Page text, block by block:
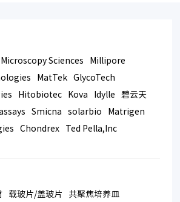
Sciences
Millipore
MatTek
GlycoTech
Hitobiotec Kova Idylle
碧云天
Smicna solarbio
Matrigen
Chondrex
Ted Pella,Inc
载玻片/盖玻片
共聚焦培养皿